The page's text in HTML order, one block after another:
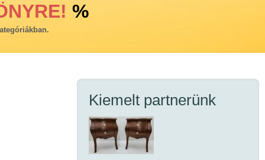
%
Kiemelt partnerünk